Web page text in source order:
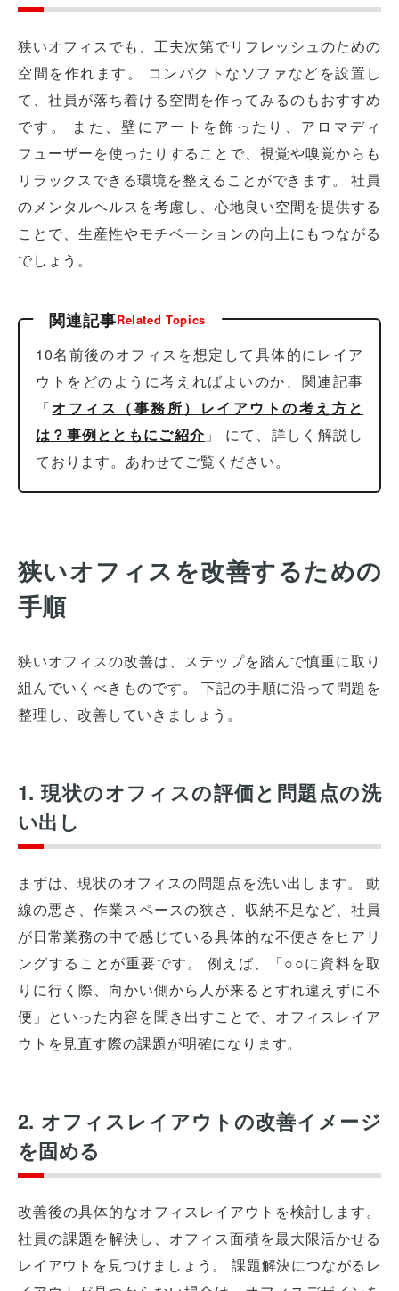
狭いオフィスでも、工夫次第でリフレッシュのための
空間を作れます。 コンパクトなソファなどを設置し
て、社員が落ち着ける空間を作ってみるのもおすすめ
です。 また、壁にアートを飾ったり、アロマディ
フューザーを使ったりすることで、視覚や嗅覚からも
リラックスできる環境を整えることができます。 社員
のメンタルヘルスを考慮し、心地良い空間を提供する
ことで、生産性やモチベーションの向上にもつながる
でしょう。
関連記事Related Topics
10名前後のオフィスを想定して具体的にレイア
ウトをどのように考えればよいのか、関連記事
「オフィス（事務所）レイアウトの考え方と
は？事例とともにご紹介 」 にて、詳しく解説し
ております。あわせてご覧ください。
狭いオフィスを改善するための
手順
狭いオフィスの改善は、ステップを踏んで慎重に取り
組んでいくべきものです。 下記の手順に沿って問題を
整理し、改善していきましょう。
1. 現状のオフィスの評価と問題点の洗
い出し
まずは、現状のオフィスの問題点を洗い出します。 動
線の悪さ、作業スペースの狭さ、収納不足など、社員
が日常業務の中で感じている具体的な不便さをヒアリ
ングすることが重要です。 例えば、「○○に資料を取
りに行く際、向かい側から人が来るとすれ違えずに不
便」といった内容を聞き出すことで、オフィスレイア
ウトを見直す際の課題が明確になります。
2. オフィスレイアウトの改善イメージ
を固める
改善後の具体的なオフィスレイアウトを検討します。
社員の課題を解決し、オフィス面積を最大限活かせる
レイアウトを見つけましょう。 課題解決につながるレ